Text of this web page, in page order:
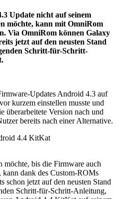
Update nicht auf seinem
möchte, kann mit OmniRom
Via OmniRom können Galaxy
jetzt auf den neusten Stand
Schritt-für-Schritt-
Updates Android 4.3 auf
kurzem einstellen musste und
überarbeitete Version nach und
bereits nach einer Alternative.
möchte, bis die Firmware auch
dank des Custom-ROMs
schon jetzt auf den neusten Stand
Schritt-für-Schritt-Anleitung,